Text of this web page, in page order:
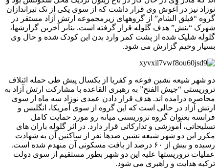
نوزاد نیز در آغوش وی قرار داشت که از سوی یکی از تک تیراندازان
گروه “فیلق الشام” از گروههای زیرمجموعه ارتش آزاد مستقر در
شهرک “بنش” هدف گلوله قرار گرفته است. بنابر آخرین گزارشها،
گلوله شلیک شده از پشت کمر وارد بدن این کودک شده و حال وی
بسیار وخیم گزارش می شود.
دو شهر شیعه نشین فوعه و کفریا از یکسال پیش طی حمله ائتلاف
تروریستی “جیش الفتح” به رهبری القاعده با مشارکت ارتش آزاد به
محاصره درامده اند. هدف قرار دادن عمدی نوزاد سه ماه از سوی
ارتش آزاد در حالی است که این گروه از سوی آمریکا، انگلیس و
فرانسه بعنوان گروه تروریستی میانه رو مورد حمایت کامل
تسلیحاتی، آموزشی و تدارکاتی قرار دارد. در اثر گلوله باران های
مکرر این دو شهر شیعه نشین صدها نفر از ساکنین آن به شهادت
رسیده و بیش از ۶۰ درصد از بافت مسکونی آن منهدم شده است.
عملیات تروریستها علیه این دو شهر بطور مستقیم از سوی دولت
ترکیه هدایت و راهبری می شود.